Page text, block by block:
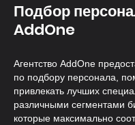
Подбор
AddOne
Агентство AddOne
по подбору персонала,
привлекать лучших
различными сегментами
которые максимально